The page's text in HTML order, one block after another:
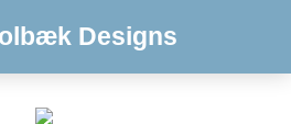
Designs